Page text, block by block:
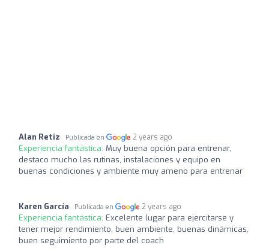
Alan Retiz Publicada en 2 years ago
Experiencia fantástica: Muy buena opción para entrenar,
destaco mucho las rutinas, instalaciones y equipo en
buenas condiciones y ambiente muy ameno para entrenar
Karen García Publicada en 2 years ago
Experiencia fantástica: Excelente lugar para ejercitarse y
tener mejor rendimiento, buen ambiente, buenas dinámicas,
buen seguimiento por parte del coach